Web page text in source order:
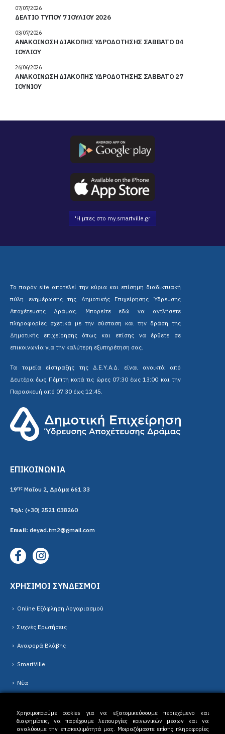
ΔΕΛΤΙΟ ΤΥΠΟΥ 7 ΙΟΥΛΙΟΥ 2026
07/07/2026
ΑΝΑΚΟΙΝΩΣΗ ΔΙΑΚΟΠΗΣ ΥΔΡΟΔΟΤΗΣΗΣ ΣΑΒΒΑΤΟ 04
ΙΟΥΛΙΟΥ
03/07/2026
ΑΝΑΚΟΙΝΩΣΗ ΔΙΑΚΟΠΗΣ ΥΔΡΟΔΟΤΗΣΗΣ ΣΑΒΒΑΤΟ 27
ΙΟΥΝΙΟΥ
26/06/2026
'Η μπες στο my.smartville.gr
Το παρόν site αποτελεί την κύρια και επίσημη διαδικτυακή
πύλη ενημέρωσης της Δημοτικής Επιχείρησης Ύδρευσης
Αποχέτευσης Δράμας. Μπορείτε εδώ να αντλήσετε
πληροφορίες σχετικά με την σύσταση και την δράση της
Δημοτικής επιχείρησης όπως και επίσης να έρθετε σε
επικοινωνία για την καλύτερη εξυπηρέτηση σας.
Τα ταμεία είσπραξης της Δ.Ε.Υ.Α.Δ. είναι ανοικτά από
Δευτέρα έως Πέμπτη κατά τις ώρες 07:30 έως 13:00 και την
Παρασκευή από 07:30 έως 12:45.
ΕΠΙΚΟΙΝΩΝΙΑ
19ης Μαΐου 2, Δράμα 661 33
Τηλ: (+30) 2521 038260
Email: deyad.tm2@gmail.com
ΧΡΗΣΙΜΟΙ ΣΥΝΔΕΣΜΟΙ
Online Εξόφληση Λογαριασμού
Συχνές Ερωτήσεις
Αναφορά Βλάβης
SmartVille
Νέα
Χρησιμοποιούμε cookies για να εξατομικεύσουμε περιεχόμενο και
διαφημίσεις, να παρέχουμε λειτουργίες κοινωνικών μέσων και να
αναλύουμε την επισκεψιμότητά μας. Μοιραζόμαστε επίσης πληροφορίες